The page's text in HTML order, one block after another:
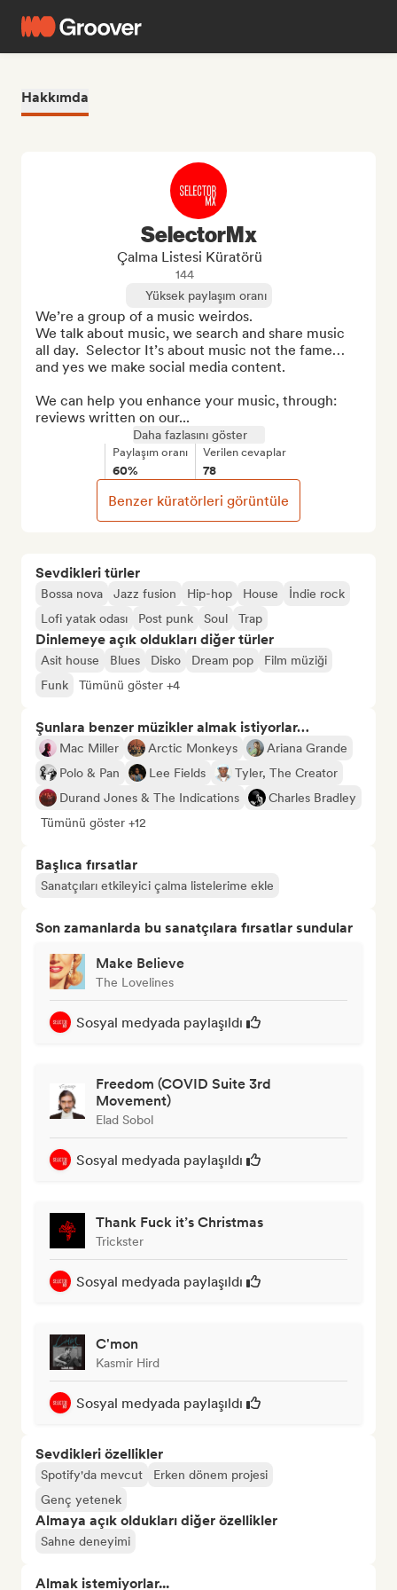
Hakkımda
Sevdikleri türler
Bossa nova Jazz fusion Hip-hop House
İndie rock
Lofi yatak odası
Post punk Soul Trap
Dinlemeye açık oldukları diğer türler
Asit house Blues Disko Dream pop
Film müziği
Funk
Tümünü göster +4
Şunlara benzer müzikler almak istiyorlar…
Mac Miller Arctic Monkeys
Ariana Grande
Polo & Pan
Lee Fields
Tyler, The Creator
Durand Jones & The Indications
Charles Bradley
Tümünü göster +12
Başlıca fırsatlar
Sanatçıları etkileyici çalma listelerime ekle
Son zamanlarda bu sanatçılara fırsatlar sundular
Make Believe
The Lovelines
Sosyal medyada paylaşıldı
Freedom (COVID Suite 3rd
Movement)
Elad Sobol
Sosyal medyada paylaşıldı
Thank Fuck it’s Christmas
Trickster
Sosyal medyada paylaşıldı
C'mon
Kasmir Hird
Sosyal medyada paylaşıldı
Sevdikleri özellikler
Spotify'da mevcut
Erken dönem projesi
Genç yetenek
Almaya açık oldukları diğer özellikler
Sahne deneyimi
Almak istemiyorlar...
SelectorMx
Çalma Listesi Küratörü
144
Yüksek paylaşım oranı
We’re a group of a music weirdos.
We talk about music, we search and share music
all day.  Selector It’s about music not the fame…
and yes we make social media content.
We can help you enhance your music, through:
reviews written on our...
Daha fazlasını göster
Paylaşım oranı
60%
Verilen cevaplar
78
Benzer küratörleri görüntüle